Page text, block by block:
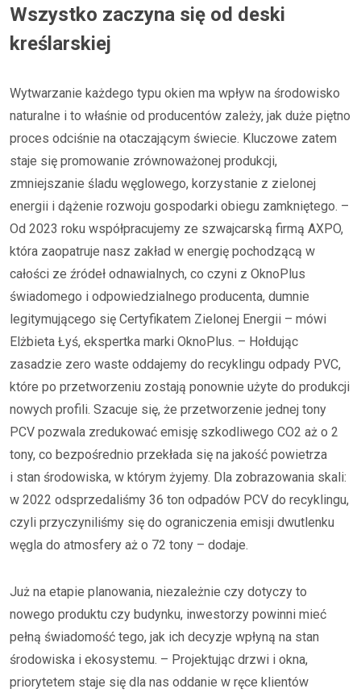
Wszystko zaczyna się od deski
kreślarskiej
Wytwarzanie każdego typu okien ma wpływ na środowisko
naturalne i to właśnie od producentów zależy, jak duże piętno
proces odciśnie na otaczającym świecie. Kluczowe zatem
staje się promowanie zrównoważonej produkcji,
zmniejszanie śladu węglowego, korzystanie z zielonej
energii i dążenie rozwoju gospodarki obiegu zamkniętego. –
Od 2023 roku współpracujemy ze szwajcarską firmą AXPO,
która zaopatruje nasz zakład w energię pochodzącą w
całości ze źródeł odnawialnych, co czyni z OknoPlus
świadomego i odpowiedzialnego producenta, dumnie
legitymującego się Certyfikatem Zielonej Energii – mówi
Elżbieta Łyś, ekspertka marki OknoPlus. – Hołdując
zasadzie zero waste oddajemy do recyklingu odpady PVC,
które po przetworzeniu zostają ponownie użyte do produkcji
nowych profili. Szacuje się, że przetworzenie jednej tony
PCV pozwala zredukować emisję szkodliwego CO2 aż o 2
tony, co bezpośrednio przekłada się na jakość powietrza
i stan środowiska, w którym żyjemy. Dla zobrazowania skali:
w 2022 odsprzedaliśmy 36 ton odpadów PCV do recyklingu,
czyli przyczyniliśmy się do ograniczenia emisji dwutlenku
węgla do atmosfery aż o 72 tony – dodaje.
Już na etapie planowania, niezależnie czy dotyczy to
nowego produktu czy budynku, inwestorzy powinni mieć
pełną świadomość tego, jak ich decyzje wpłyną na stan
środowiska i ekosystemu. – Projektując drzwi i okna,
priorytetem staje się dla nas oddanie w ręce klientów